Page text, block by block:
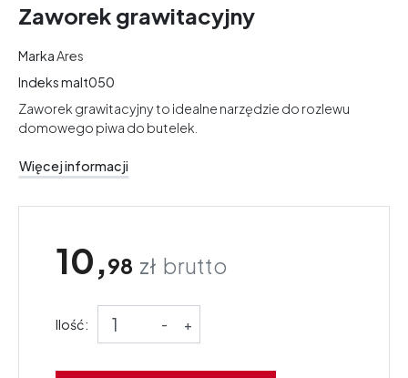
Zaworek grawitacyjny
MarkaAres
Indeksmalt050
Zaworek grawitacyjny to idealne narzędzie do rozlewu
domowego piwa do butelek.
Więcej informacji
10,98 zł brutto
Ilość: - +